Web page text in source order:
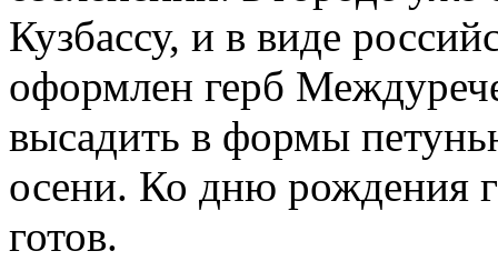
Кузбассу, и в виде
оформлен герб
высадить в формы
осени. Ко дню рождения
готов.